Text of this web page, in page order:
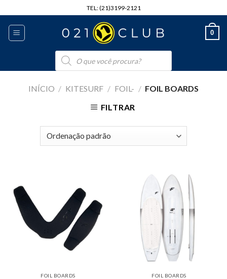
to
content
TEL: (21)3199-2121
0
Pesquisar
produtos
INÍCIO / KITESURF / FOIL- / FOIL BOARDS
FILTRAR
FOIL BOARDS FOIL BOARDS